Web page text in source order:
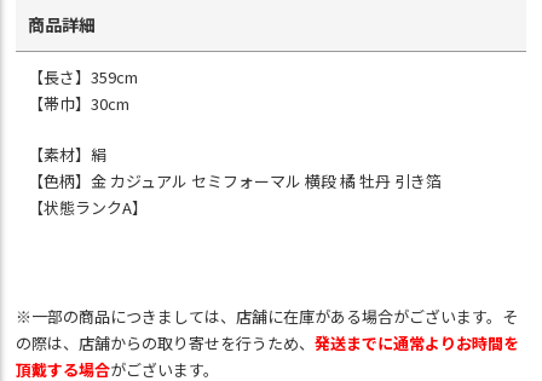
商品詳細
【長さ】359cm
【帯巾】30cm
【素材】絹
【色柄】金 カジュアル セミフォーマル 横段 橘 牡丹 引き箔
【状態ランクA】
※一部の商品につきましては、店舗に在庫がある場合がございます。そ
の際は、店舗からの取り寄せを行うため、発送までに通常よりお時間を
頂戴する場合がございます。